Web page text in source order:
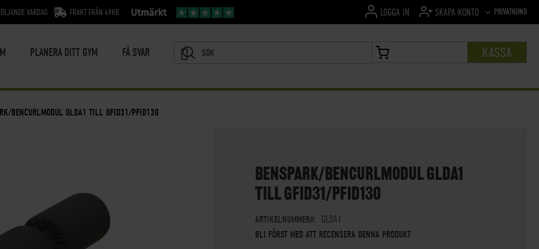
SPRÅKPRIVATKUND
LOGGA IN SKAPA KONTO
VARDAG FRAKT FRÅN 49KR
PLANERA DITT GYM FÅ SVAR MIN VARUKORG KASSA
BENCURLMODUL GLDA1 TILL GFID31/PFID130
BENSPARK/BENCURLMODUL GLDA1
TILL GFID31/PFID130
ARTIKELNUMMER
GLDA1
BLI FÖRST MED ATT RECENSERA DENNA PRODUKT